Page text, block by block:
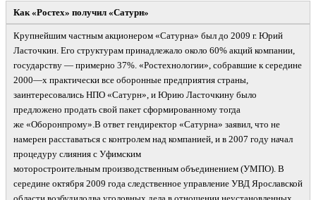
Как «Ростех» получил «Сатурн»
Крупнейшим частным акционером «Сатурна» был до 2009 г. Юрий
Ласточкин. Его структурам принадлежало около 60% акций компании,
государству — примерно 37%. «Ростехнологии», собравшие к середине
2000—х практически все оборонные предприятия страны,
заинтересовались НПО «Сатурн», и Юрию Ласточкину было
предложено продать свой пакет сформированному тогда
же «Оборонпрому».В ответ гендиректор «Сатурна» заявил, что не
намерен расставаться с контролем над компанией, и в 2007 году начал
процедуру слияния с Уфимским
моторостроительным производственным объединением (УМПО). В
середине октября 2009 года следственное управление УВД Ярославской